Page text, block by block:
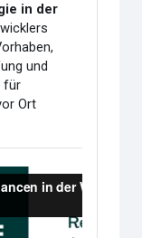
in der
und
für
Ort